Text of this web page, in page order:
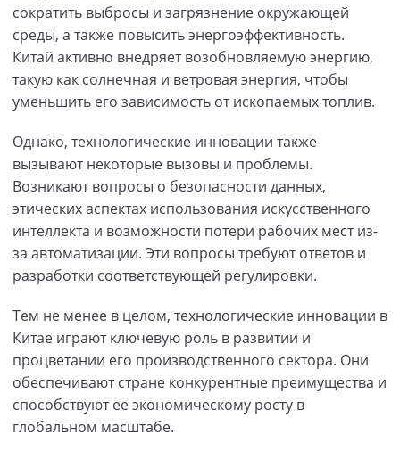
сократить выбросы и загрязнение окружающей
среды, а также повысить энергоэффективность.
Китай активно внедряет возобновляемую энергию,
такую как солнечная и ветровая энергия, чтобы
уменьшить его зависимость от ископаемых топлив.
Однако, технологические инновации также
вызывают некоторые вызовы и проблемы.
Возникают вопросы о безопасности данных,
этических аспектах использования искусственного
интеллекта и возможности потери рабочих мест из-
за автоматизации. Эти вопросы требуют ответов и
разработки соответствующей регулировки.
Тем не менее в целом, технологические инновации в
Китае играют ключевую роль в развитии и
процветании его производственного сектора. Они
обеспечивают стране конкурентные преимущества и
способствуют ее экономическому росту в
глобальном масштабе.